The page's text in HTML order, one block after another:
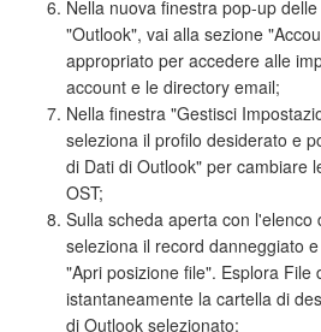
Nella nuova finestra pop-up
"Outlook", vai alla sezione
appropriato per accedere alle
account e le directory email;
Nella finestra "Gestisci
seleziona il profilo desiderato e
di Dati di Outlook" per cambiare
OST;
Sulla scheda aperta con l'elenco
seleziona il record danneggiato
"Apri posizione file". Esplora File
istantaneamente la cartella di
di Outlook selezionato;